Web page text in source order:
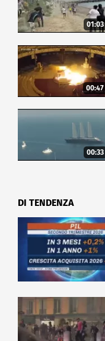
01:03
00:47
00:33
DI TENDENZA